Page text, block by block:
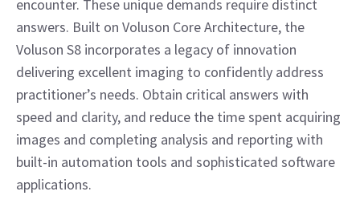
encounter. These unique demands require distinct
answers. Built on Voluson Core Architecture, the
Voluson S8 incorporates a legacy of innovation
delivering excellent imaging to confidently address
practitioner’s needs. Obtain critical answers with
speed and clarity, and reduce the time spent acquiring
images and completing analysis and reporting with
built-in automation tools and sophisticated software
applications.